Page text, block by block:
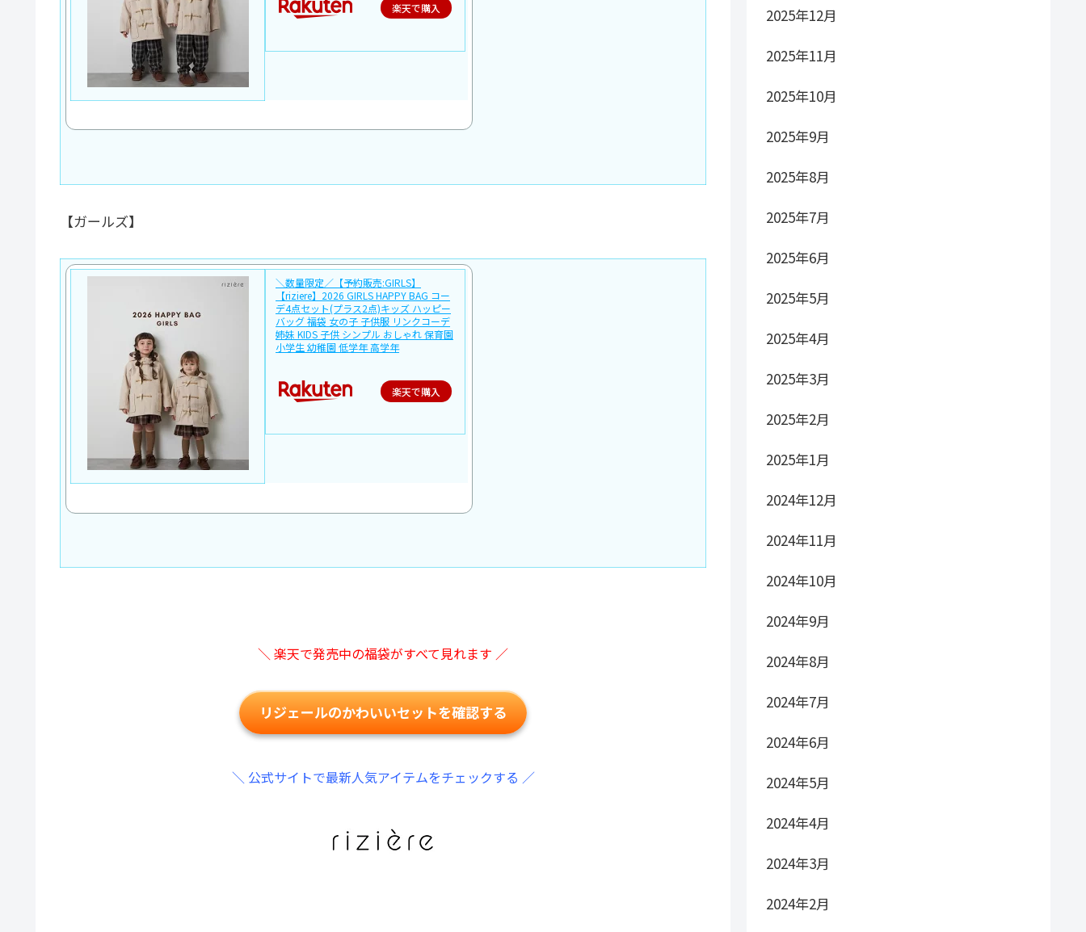
楽天で購入
【ガールズ】
＼数量限定／【予約販売:GIRLS】
【riziere】2026 GIRLS HAPPY BAG コー
デ4点セット(プラス2点)キッズ ハッピー
バッグ 福袋 女の子 子供服 リンクコーデ
姉妹 KIDS 子供 シンプル おしゃれ 保育園
小学生 幼稚園 低学年 高学年
楽天で購入
＼ 楽天で発売中の福袋がすべて見れます ／
リジェールのかわいいセットを確認する
＼ 公式サイトで最新人気アイテムをチェックする ／
2025年12月
2025年11月
2025年10月
2025年9月
2025年8月
2025年7月
2025年6月
2025年5月
2025年4月
2025年3月
2025年2月
2025年1月
2024年12月
2024年11月
2024年10月
2024年9月
2024年8月
2024年7月
2024年6月
2024年5月
2024年4月
2024年3月
2024年2月